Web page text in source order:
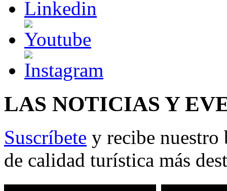
LAS NOTICIAS Y
Suscríbete y recibe nuestro
de calidad turística más